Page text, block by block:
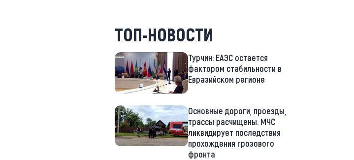
ТОП-НОВОСТИ
Турчин: ЕАЭС остается
фактором стабильности в
Евразийском регионе
Основные дороги, проезды,
трассы расчищены. МЧС
ликвидирует последствия
прохождения грозового
фронта